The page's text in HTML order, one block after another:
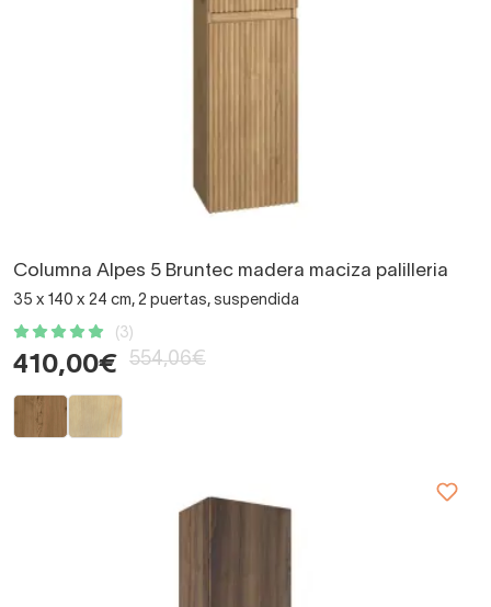
Columna Alpes 5 Bruntec madera maciza palilleria
35 x 140 x 24 cm, 2 puertas, suspendida
(3)
410,00€ 554,06€